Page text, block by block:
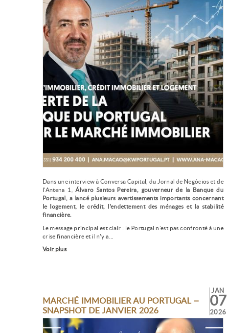
Dans une interview à Conversa Capital, du Jornal de Negócios et de
l'Antena 1,Álvaro Santos Pereira, gouverneur de la Banque du
Portugal, a lancé plusieurs avertissements importants concernant
le logement, le crédit, l'endettement des ménages et la stabilité
financière.
Le message principal est clair : le Portugal n'est pas confronté à une
crise financière et il n'y a...
Voir plus
MARCHÉ IMMOBILIER AU PORTUGAL –
SNAPSHOT DE JANVIER 2026
JAN
07
2026